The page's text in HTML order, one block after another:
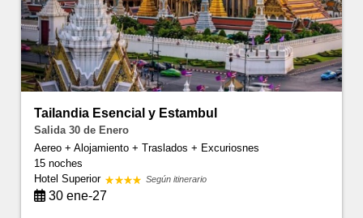
Tailandia Esencial y Estambul
Salida 30 de Enero
Aereo + Alojamiento + Traslados + Excuriosnes
15 noches
Hotel Superior
Según itinerario
30 ene-27